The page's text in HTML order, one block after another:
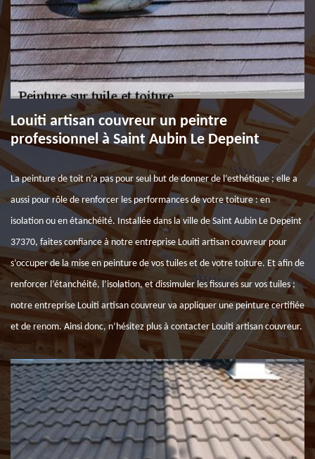
Louiti artisan couvreur un peintre
professionnel à Saint Aubin Le Depeint
La peinture de toit n’a pas pour seul but de donner de l’esthétique ; elle a
aussi pour rôle de renforcer les performances de votre toiture : en
isolation ou en étanchéité. Installée dans la ville de Saint Aubin Le Depeint
37370, faites confiance à notre entreprise Louiti artisan couvreur pour
s’occuper de la mise en peinture de vos tuiles et de votre toiture. Et afin de
renforcer l’étanchéité, l’isolation, et dissimuler les fissures sur vos tuiles ;
notre entreprise Louiti artisan couvreur va appliquer une peinture certifiée
et de renom. Ainsi donc, n’hésitez plus à contacter Louiti artisan couvreur.